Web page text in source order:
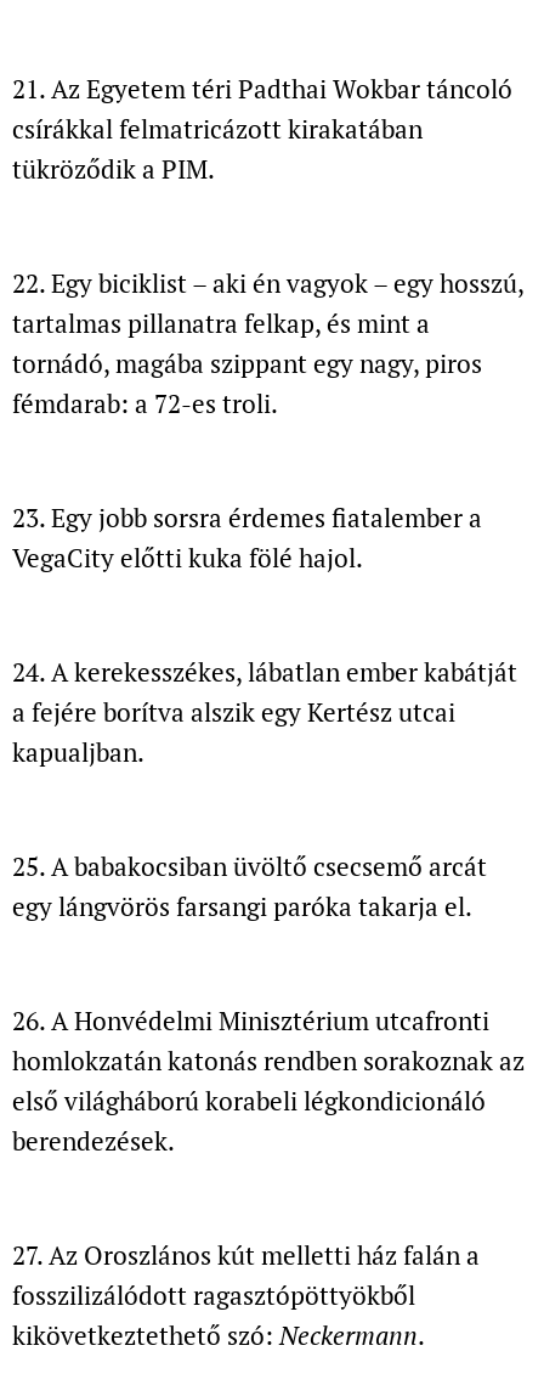
21. Az Egyetem téri Padthai Wokbartáncoló
csírákkal felmatricázott kirakatában
tükröződik a PIM.
22. Egy biciklist – aki én vagyok – egy hosszú,
tartalmas pillanatra felkap,és mint a
tornádó, magába szippant egy nagy, piros
fémdarab: a 72-es troli.
23. Egy jobb sorsra érdemes fiatalember a
VegaCity előtti kuka fölé hajol.
24. A kerekesszékes, lábatlan emberkabátját
a fejére borítva alszik egy Kertész utcai
kapualjban.
25. A babakocsiban üvöltő csecsemő arcát
egy lángvörös farsangi paróka takarja el.
26. A Honvédelmi Minisztérium utcafronti
homlokzatánkatonás rendben sorakoznak az
első világháború korabeli légkondicionáló
berendezések.
27. Az Oroszlános kút melletti ház falána
fosszilizálódott ragasztópöttyökből
kikövetkeztethető szó:Neckermann.